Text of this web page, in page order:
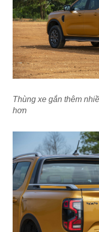
Thùng xe gắn thêm
hơn